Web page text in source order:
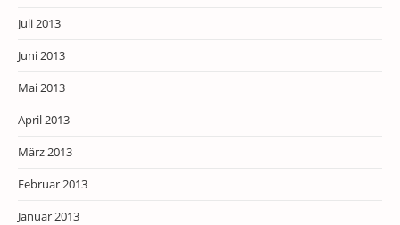
Juli 2013
Juni 2013
Mai 2013
April 2013
März 2013
Februar 2013
Januar 2013